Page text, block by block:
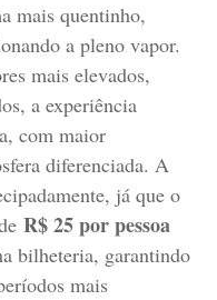
mais quentinho,
a pleno vapor.
mais elevados,
a experiência
, com maior
diferenciada. A
já que o
R$ 25 por pessoa
bilheteria, garantindo
mais